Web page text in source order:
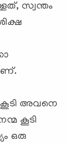
സ്വന്തം
കൂടി അവനെ
കൂടി
ഒരു